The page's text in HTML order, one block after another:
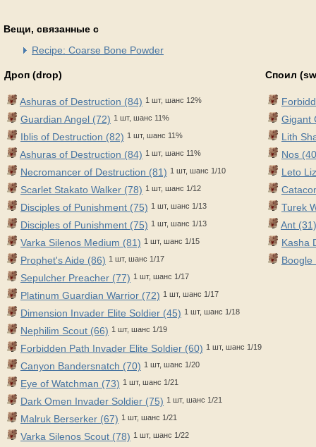
Вещи, связанные с
Recipe: Coarse Bone Powder
Дроп (drop)
Ashuras of Destruction (84) 1 шт, шанс 12%
Guardian Angel (72) 1 шт, шанс 11%
Iblis of Destruction (82) 1 шт, шанс 11%
Ashuras of Destruction (84) 1 шт, шанс 11%
Necromancer of Destruction (81) 1 шт, шанс 1/10
Scarlet Stakato Walker (78) 1 шт, шанс 1/12
Disciples of Punishment (75) 1 шт, шанс 1/13
Disciples of Punishment (75) 1 шт, шанс 1/13
Varka Silenos Medium (81) 1 шт, шанс 1/15
Prophet's Aide (86) 1 шт, шанс 1/17
Sepulcher Preacher (77) 1 шт, шанс 1/17
Platinum Guardian Warrior (72) 1 шт, шанс 1/17
Dimension Invader Elite Soldier (45) 1 шт, шанс 1/18
Nephilim Scout (66) 1 шт, шанс 1/19
Forbidden Path Invader Elite Soldier (60) 1 шт, шанс 1/19
Canyon Bandersnatch (70) 1 шт, шанс 1/20
Eye of Watchman (73) 1 шт, шанс 1/21
Dark Omen Invader Soldier (75) 1 шт, шанс 1/21
Malruk Berserker (67) 1 шт, шанс 1/21
Varka Silenos Scout (78) 1 шт, шанс 1/22
Споил
Gigant
Lith
Nos
Leto
Turek
Ant (31)
Kasha
Boogle